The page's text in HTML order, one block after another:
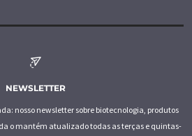
NEWSLETTER
nosso newsletter sobre biotecnologia, produtos
o mantém atualizado todas as terças e quintas-